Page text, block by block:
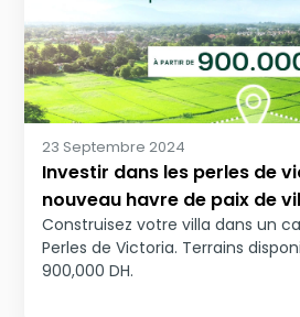
23 Septembre 2024
Investir dans les perles de
nouveau havre de paix de villas et lots de
terrains à Bouskoura
Construisez votre villa dans un
Perles de Victoria. Terrains
900,000 DH.